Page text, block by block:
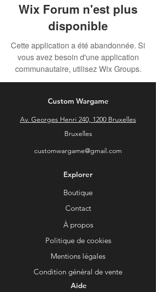
Wix Forum n'est plus
disponible
Cette application a été abandonnée. Si
vous avez besoin d'une application
communautaire, utilisez Wix Groups.
Custom Wargame
Av. Georges Henri 240, 1200 Bruxelles
Bruxelles
customwargame@gmail.com
Explorer
Boutique
Contact
À propos
Politique de cookies
Mentions légales
Condition général de vente
Aide